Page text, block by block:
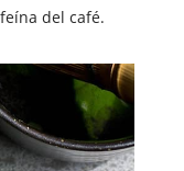
del café.